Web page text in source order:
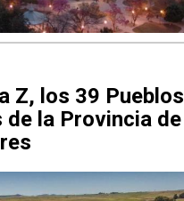
Z, los 39 Pueblos
la Provincia de